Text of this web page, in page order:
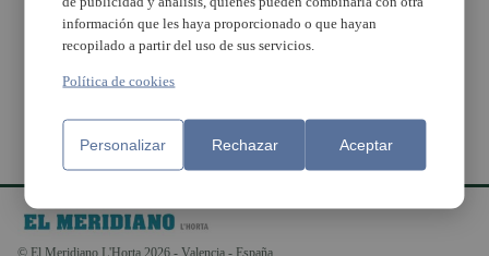
de emergencia sobre la
Albufera
información que les haya proporcionado o que hayan
recopilado a partir del uso de sus servicios.
Política de cookies
Personalizar Rechazar Aceptar